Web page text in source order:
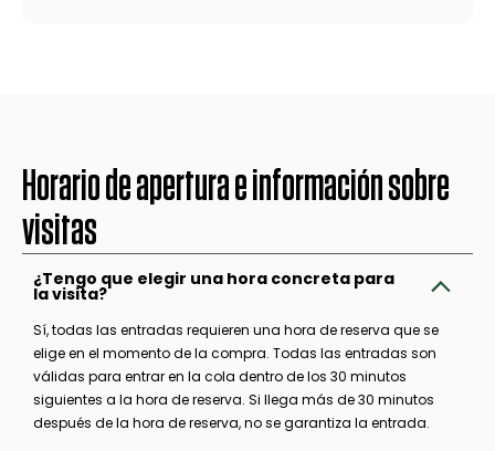
Horario de apertura e información sobre
visitas
¿Tengo que elegir una hora concreta para
la visita?
Sí, todas las entradas requieren una hora de reserva que se
elige en el momento de la compra. Todas las entradas son
válidas para entrar en la cola dentro de los 30 minutos
siguientes a la hora de reserva. Si llega más de 30 minutos
después de la hora de reserva, no se garantiza la entrada.